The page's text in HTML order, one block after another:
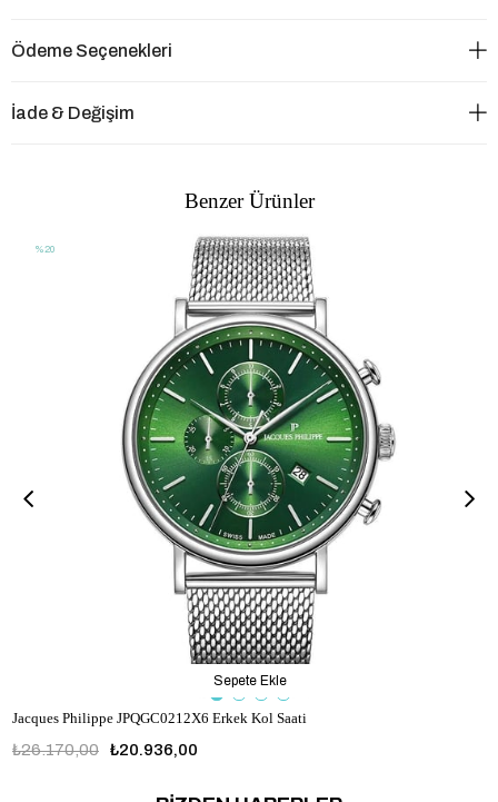
Ödeme Seçenekleri
İade & Değişim
Benzer Ürünler
Jacques Philippe JPQGC0212X6 Erkek Kol Saati
₺20.936,00
₺26.170,00
Sepete Ekle
%20